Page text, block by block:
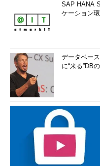
SAP HANA
ケーション
データベー
に“来る”DB